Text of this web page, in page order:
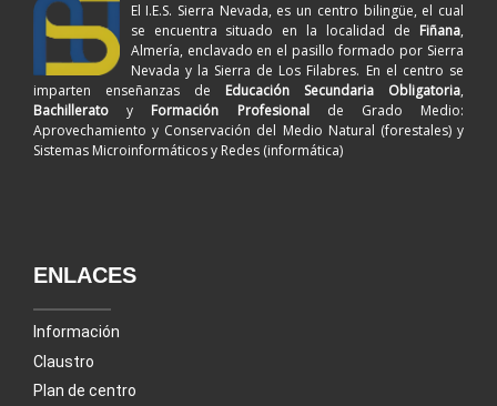
El I.E.S. Sierra Nevada, es un centro bilingüe, el cual
se encuentra situado en la localidad de Fiñana,
Almería, enclavado en el pasillo formado por Sierra
Nevada y la Sierra de Los Filabres. En el centro se
imparten enseñanzas de Educación Secundaria Obligatoria,
Bachillerato y Formación Profesionalde Grado Medio:
Aprovechamiento y Conservación del Medio Natural (forestales) y
Sistemas Microinformáticos y Redes (informática)
ENLACES
Información
Claustro
Plan de centro